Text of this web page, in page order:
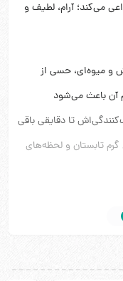
می‌کند؛ آرام، لطیف و
و میوه‌ای، حسی از
آن باعث می‌شود
تا دقایقی باقی
گرم تابستان و لحظه‌های
با طراحی منحصربه‌فرد و